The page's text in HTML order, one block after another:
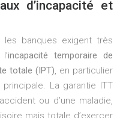
d’incapacité et
banques exigent très
incapacité temporaire de
totale (IPT), en particulier
principale. La garantie ITT
ou d’une maladie,
mais totale d’exercer